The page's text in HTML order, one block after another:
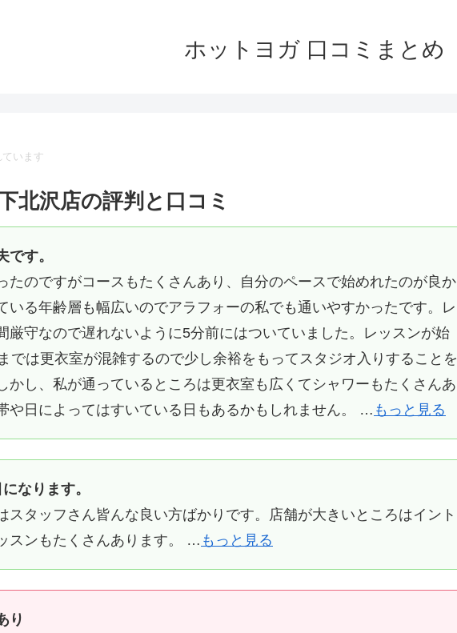
ホットヨガ 口コミまとめ
います
北沢店の評判と口コミ
です。
たのですがコースもたくさんあり、自分のペースで始めれたのが良か
いる年齢層も幅広いのでアラフォーの私でも通いやすかったです。レ
厳守なので遅れないように5分前にはついていました。レッスンが始
では更衣室が混雑するので少し余裕をもってスタジオ入りすることを
かし、私が通っているところは更衣室も広くてシャワーもたくさんあ
や日によってはすいている日もあるかもしれません。 … もっと見る
なります。
スタッフさん皆んな良い方ばかりです。店舗が大きいところはイント
スンもたくさんあります。 … もっと見る
り